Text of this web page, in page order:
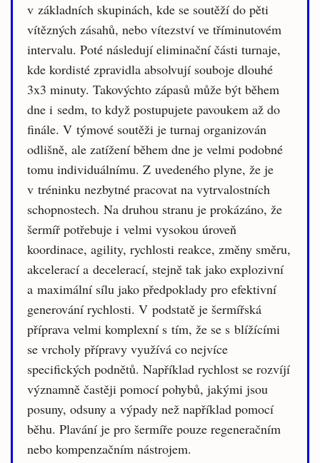
v základních skupinách, kde se soutěží do pěti
vítězných zásahů, nebo vítezství ve tříminutovém
intervalu. Poté následují eliminační části turnaje,
kde kordisté zpravidla absolvují souboje dlouhé
3x3 minuty. Takovýchto zápasů může být během
dne i sedm, to když postupujete pavoukem až do
finále. V týmové soutěži je turnaj organizován
odlišně, ale zatížení během dne je velmi podobné
tomu individuálnímu. Z uvedeného plyne, že je
v tréninku nezbytné pracovat na vytrvalostních
schopnostech. Na druhou stranu je prokázáno, že
šermíř potřebuje i velmi vysokou úroveň
koordinace, agility, rychlosti reakce, změny směru,
akcelerací a decelerací, stejně tak jako explozivní
a maximální sílu jako předpoklady pro efektivní
generování rychlosti. V podstatě je šermířská
příprava velmi komplexní s tím, že se s blížícími
se vrcholy přípravy využívá co nejvíce
specifických podnětů. Například rychlost se rozvíjí
významně častěji pomocí pohybů, jakými jsou
posuny, odsuny a výpady než například pomocí
běhu. Plavání je pro šermíře pouze regeneračním
nebo kompenzačním nástrojem.